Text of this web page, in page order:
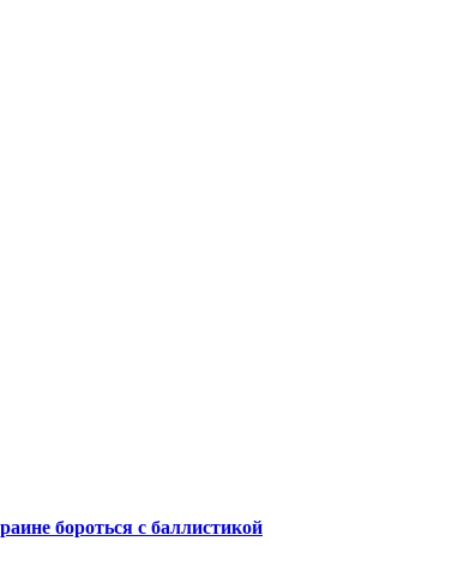
бороться с баллистикой